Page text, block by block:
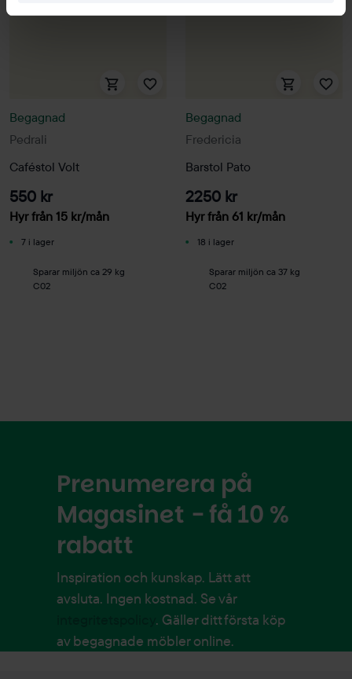
Pedrali
Begagnad
Caféstol Volt
550 kr
Hyr från 15 kr/mån
7 i lager
Sparar miljön ca 29 kg
C02
Fredericia
Begagnad
Barstol Pato
2250 kr
Hyr från 61 kr/mån
18 i lager
Sparar miljön ca 37 kg
C02
Prenumerera på
Magasinet - få 10 %
rabatt
Inspiration och kunskap. Lätt att
avsluta. Ingen kostnad. Se vår
. Gäller ditt första köp
av begagnade möbler online.